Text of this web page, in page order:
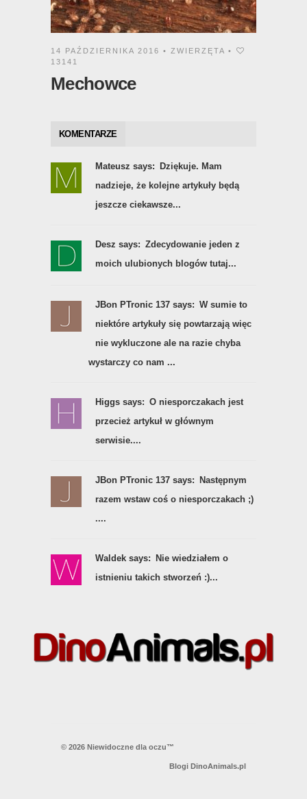
14 PAŹDZIERNIKA 2016 • ZWIERZĘTA •
13141
Mechowce
KOMENTARZE
Mateusz says:
Dziękuje. Mam
nadzieje, że kolejne artykuły będą
jeszcze ciekawsze...
Desz says: Zdecydowanie jeden z
moich ulubionych blogów tutaj...
JBon PTronic 137 says: W sumie to
niektóre artykuły się powtarzają więc
nie wykluczone ale na razie chyba
wystarczy co nam ...
Higgs says: O niesporczakach jest
przecież artykuł w głównym
serwisie....
JBon PTronic 137 says:
Następnym
razem wstaw coś o niesporczakach ;)
....
Waldek says:
Nie wiedziałem o
istnieniu takich stworzeń :)...
© 2026 Niewidoczne dla oczu™
Blogi DinoAnimals.pl